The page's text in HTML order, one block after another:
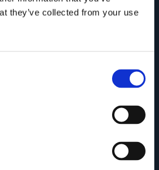
they’ve collected from your use